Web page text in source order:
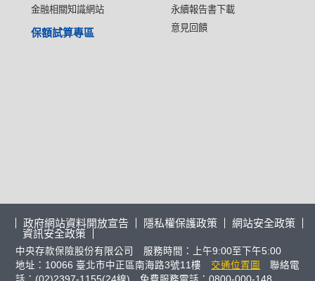
金融相關知識網站
永續報告書下載
意見回饋
保額試算專區
政府網站資料開放宣告 隱私權保護政策
網站安全政策
資訊安全政策
中央存款保險股份有限公司 服務時間：上午9:00至下午5:00
地址：10066 臺北市中正區南海路3號11樓
交通位置圖
聯絡電